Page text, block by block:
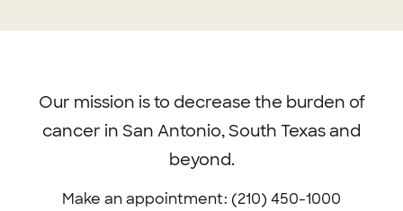
Our mission is to decrease the burden of
cancer in San Antonio, South Texas and
beyond.
Make an appointment: (210) 450-1000